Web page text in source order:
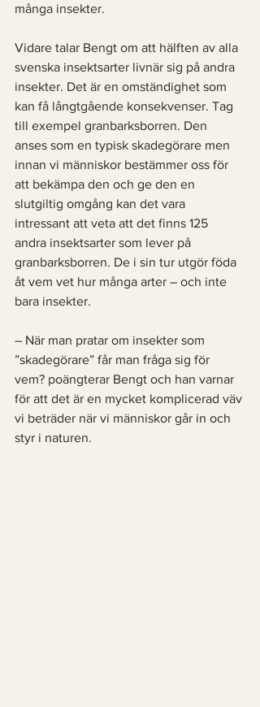
många insekter.
Vidare talar Bengt om att hälften av alla
svenska insektsarter livnär sig på andra
insekter. Det är en omständighet som
kan få långtgående konsekvenser. Tag
till exempel granbarksborren. Den
anses som en typisk skadegörare men
innan vi människor bestämmer oss för
att bekämpa den och ge den en
slutgiltig omgång kan det vara
intressant att veta att det finns 125
andra insektsarter som lever på
granbarksborren. De i sin tur utgör föda
åt vem vet hur många arter – och inte
bara insekter.
– När man pratar om insekter som
”skadegörare” får man fråga sig för
vem? poängterar Bengt och han varnar
för att det är en mycket komplicerad väv
vi beträder när vi människor går in och
styr i naturen.